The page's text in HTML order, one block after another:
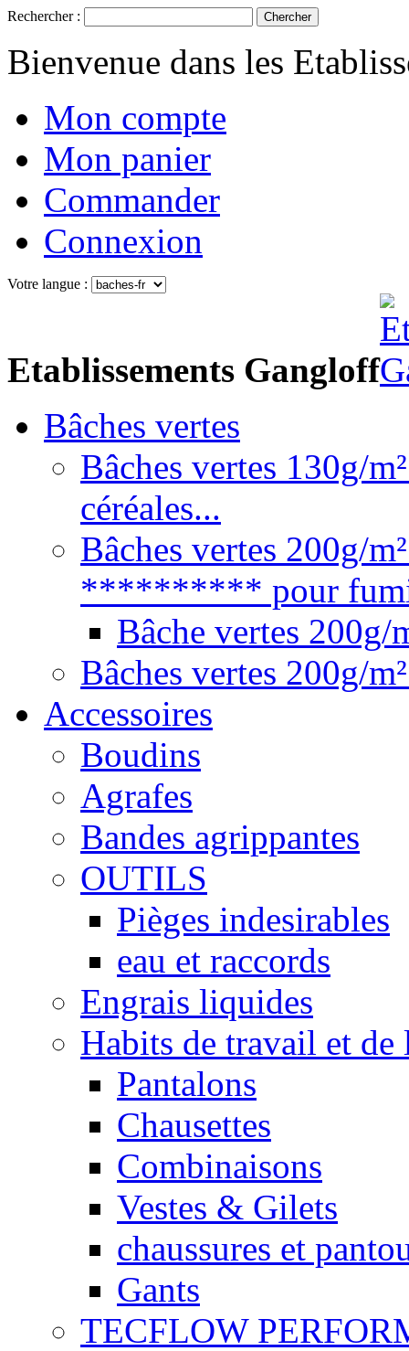
Rechercher : Chercher
Bienvenue dans les
Mon compte
Mon panier
Commander
Connexion
Votre langue :
Etablissements Gangloff
Bâches vertes
Bâches vertes 130g/
céréales...
Bâches vertes 200g/
********** pour
Bâche vertes
Bâches vertes 200g/
Accessoires
Boudins
Agrafes
Bandes agrippantes
OUTILS
Pièges indesirables
eau et raccords
Engrais liquides
Habits de travail et
Pantalons
Chausettes
Combinaisons
Vestes & Gilets
chaussures et
Gants
TECFLOW